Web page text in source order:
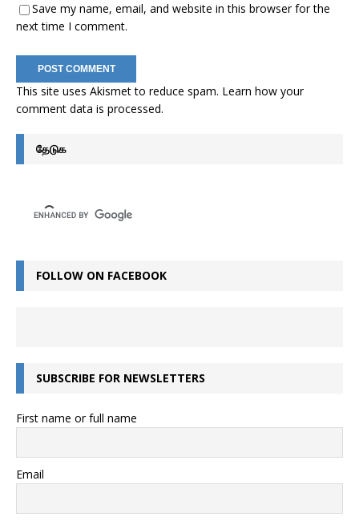
Save my name, email, and website in this browser for the
next time I comment.
This site uses Akismet to reduce spam. Learn how your
comment data is processed.
தேடுக
FOLLOW ON FACEBOOK
SUBSCRIBE FOR NEWSLETTERS
First name or full name
Email